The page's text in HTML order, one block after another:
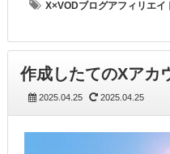
X×VODブログアフィリエイ
作成したてのXアカ
2025.04.25 2025.04.25